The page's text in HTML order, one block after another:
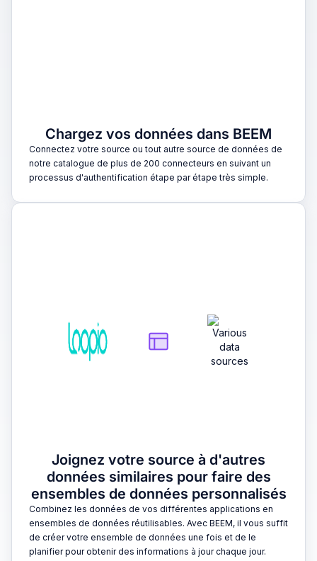
Chargez vos données dans BEEM
Connectez votre source ou tout autre source de données de
notre catalogue de plus de 200 connecteurs en suivant un
processus d'authentification étape par étape très simple.
Joignez votre source à d'autres
données similaires pour faire des
ensembles de données personnalisés
Combinez les données de vos différentes applications en
ensembles de données réutilisables. Avec BEEM, il vous suffit
de créer votre ensemble de données une fois et de le
planifier pour obtenir des informations à jour chaque jour.